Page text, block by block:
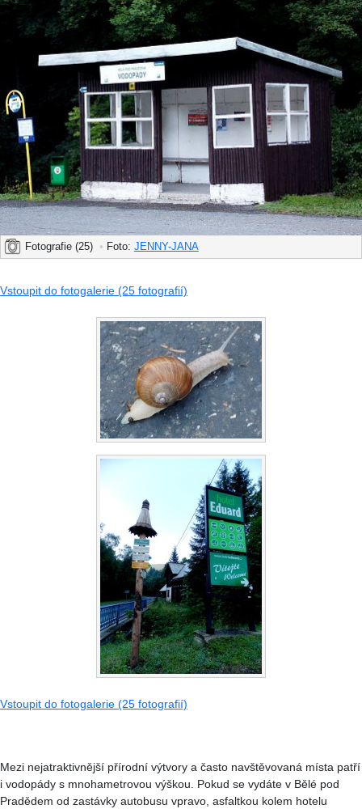
Fotografie (25) • Foto: JENNY-JANA
Vstoupit do fotogalerie (25 fotografií)
Vstoupit do fotogalerie (25 fotografií)
Mezi nejatraktivnější přírodní výtvory a často navštěvovaná místa patří
i vodopády s mnohametrovou výškou. Pokud se vydáte v Bělé pod
Pradědem od zastávky autobusu vpravo, asfaltkou kolem hotelu